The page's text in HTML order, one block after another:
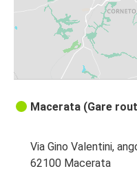
Macerata
Civitanova
Milan
Macerata
Macerata
Pise
Macerata (Gare
Via Gino Valentini,
62100 Macerata